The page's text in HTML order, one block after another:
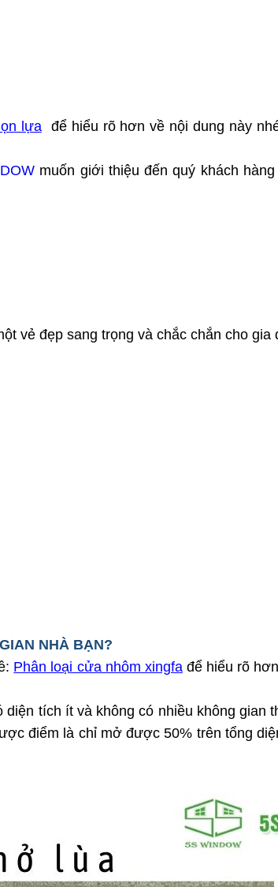
lựa
để hiểu rõ hơn về nội dung này
muốn giới thiệu đến quý khách
vẻ đẹp sang trọng và chắc chắn cho gia
NHÀ BẠN?
Phân loại cửa nhôm xingfađể hiểu rõ
tích ít và không có nhiều không gian
điểm là chỉ mở được 50% trên tổng